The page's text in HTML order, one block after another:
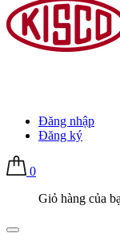
Đăng nhập
Đăng ký
0
Giỏ hàng của